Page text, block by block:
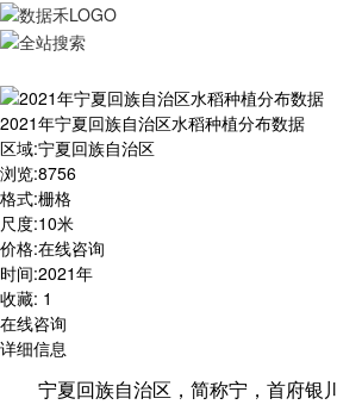
2021年宁夏回族自治区水稻种植分布数据
区域:宁夏回族自治区
浏览:8756
格式:栅格
尺度:10米
价格:在线咨询
时间:2021年
收藏: 1
在线咨询
详细信息
宁夏回族自治区，简称宁，首府银